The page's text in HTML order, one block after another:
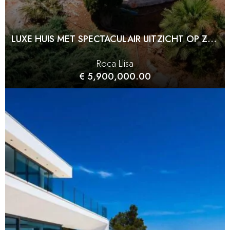
LUXE HUIS MET SPECTACULAIR UITZICHT OP ZEE IN ROCA LLISA
Roca Llisa
€ 5,900,000.00